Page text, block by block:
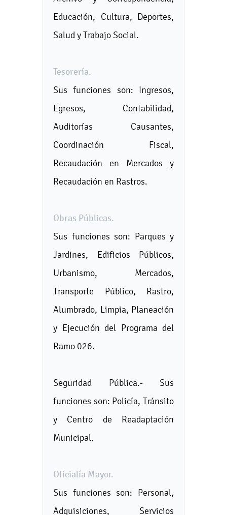
Educación, Cultura, Deportes,
Salud y Trabajo Social.
Tesorería.
Sus funciones son: Ingresos,
Egresos, Contabilidad,
Auditorías Causantes,
Coordinación Fiscal,
Recaudación en Mercados y
Recaudación en Rastros.
Obras Públicas.
Sus funciones son: Parques y
Jardines, Edificios Públicos,
Urbanismo, Mercados,
Transporte Público, Rastro,
Alumbrado, Limpia, Planeación
y Ejecución del Programa del
Ramo 026.
Seguridad Pública.- Sus
funciones son: Policía, Tránsito
y Centro de Readaptación
Municipal.
Oficialía Mayor.
Sus funciones son: Personal,
Adquisiciones, Servicios